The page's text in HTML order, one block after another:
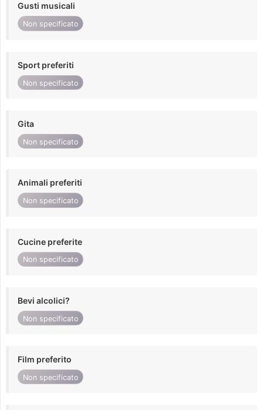
Gusti musicali
Non specificato
Sport preferiti
Non specificato
Gita
Non specificato
Animali preferiti
Non specificato
Cucine preferite
Non specificato
Bevi alcolici?
Non specificato
Film preferito
Non specificato